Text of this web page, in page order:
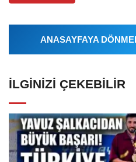
ANASAYFAYA
İLGINIZI ÇEKEBILIR